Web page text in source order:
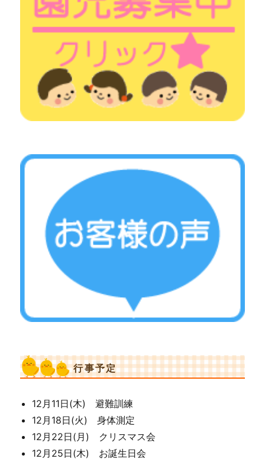
行事予定
12月11日(木) 避難訓練
12月18日(火) 身体測定
12月22日(月) クリスマス会
12月25日(木) お誕生日会